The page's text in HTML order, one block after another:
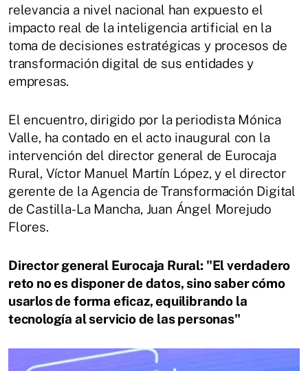
relevancia a nivel nacional han expuesto el
impacto real de la inteligencia artificial en la
toma de decisiones estratégicas y procesos de
transformación digital de sus entidades y
empresas.
El encuentro, dirigido por la periodista Mónica
Valle, ha contado en el acto inaugural con la
intervención del director general de Eurocaja
Rural, Víctor Manuel Martín López, y el director
gerente de la Agencia de Transformación Digital
de Castilla-La Mancha, Juan Ángel Morejudo
Flores.
Director general Eurocaja Rural: "El verdadero
reto no es disponer de datos, sino saber cómo
usarlos de forma eficaz, equilibrando la
tecnología al servicio de las personas"